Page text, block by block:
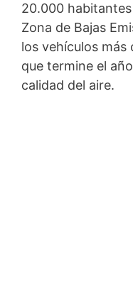
20.000
Zona de Bajas
los vehículos
que termine el
calidad del aire.